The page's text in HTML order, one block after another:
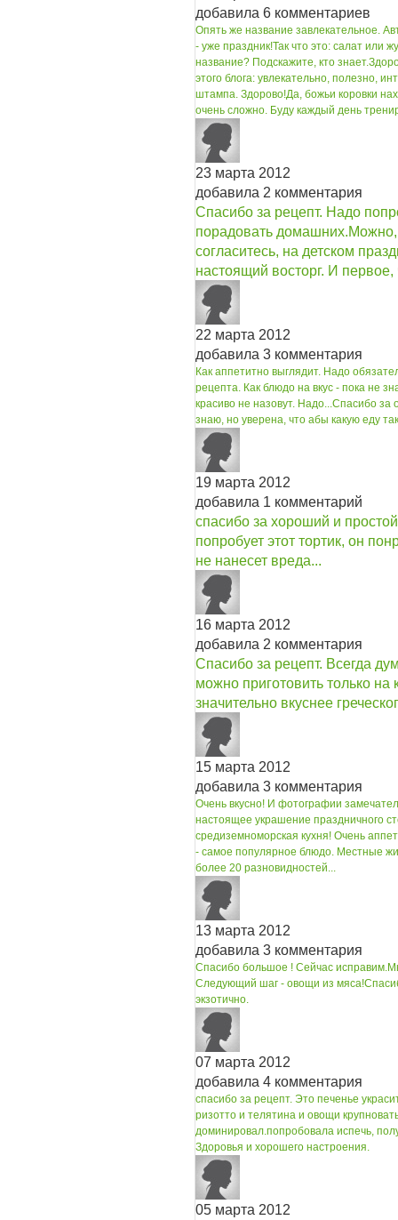
добавила 6 комментариев
Опять же название завлекательное.
- уже праздник!Так что это: салат или
название? Подскажите, кто знает.
этого блога: увлекательно, полезно,
штампа. Здорово!Да, божьи коровки
очень сложно. Буду каждый день
23 марта 2012
добавила 2 комментария
Спасибо за рецепт. Надо
порадовать домашних.Можно,
согласитесь, на детском
настоящий восторг. И первое,
22 марта 2012
добавила 3 комментария
Как аппетитно выглядит. Надо
рецепта. Как блюдо на вкус - пока не
красиво не назовут. Надо...Спасибо за
знаю, но уверена, что абы какую еду
19 марта 2012
добавила 1 комментарий
спасибо за хороший и
попробует этот тортик, он
не нанесет вреда...
16 марта 2012
добавила 2 комментария
Спасибо за рецепт. Всегда
можно приготовить только на
значительно вкуснее
15 марта 2012
добавила 3 комментария
Очень вкусно! И фотографии
настоящее украшение праздничного
средиземноморская кухня! Очень
- самое популярное блюдо. Местные
более 20 разновидностей...
13 марта 2012
добавила 3 комментария
Спасибо большое ! Сейчас исправим.
Следующий шаг - овощи из мяса!
экзотично.
07 марта 2012
добавила 4 комментария
спасибо за рецепт. Это печенье
ризотто и телятина и овощи
доминировал.попробовала испечь,
Здоровья и хорошего настроения.
05 марта 2012